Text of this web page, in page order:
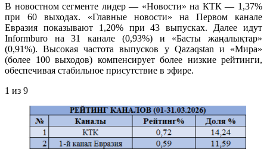
В новостном сегменте лидер — «Новости» на КТК — 1,37%
при 60 выходах. «Главные новости» на Первом канале
Евразия показывают 1,20% при 43 выпусках. Далее идут
Informburo на 31 канале (0,93%) и «Басты жаңалықтар»
(0,91%). Высокая частота выпусков у Qazaqstan и «Мира»
(более 100 выходов) компенсирует более низкие рейтинги,
обеспечивая стабильное присутствие в эфире.
1 из 9